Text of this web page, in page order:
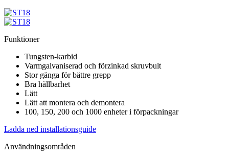
Funktioner
Tungsten-karbid
Varmgalvaniserad och förzinkad skruvbult
Stor gänga för bättre grepp
Bra hållbarhet
Lätt
Lätt att montera och demontera
100, 150, 200 och 1000 enheter i förpackningar
Ladda ned installationsguide
Användningsområden